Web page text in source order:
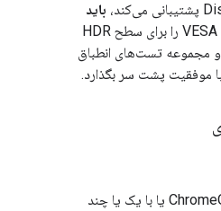
باید
مشخصات VESA DisplayHDR را برای سطح HDR
مجموعه تست‌های انطباق
با هر دستگاه ChromeOS یا با یک یا چند